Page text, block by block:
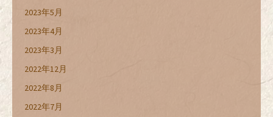
2023年5月
2023年4月
2023年3月
2022年12月
2022年8月
2022年7月